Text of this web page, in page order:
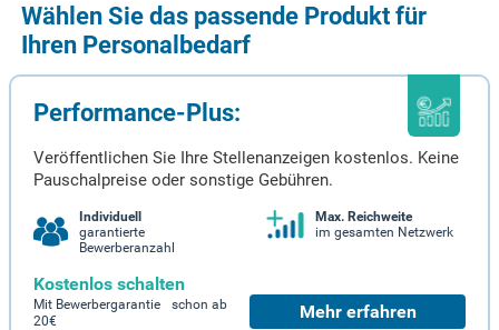
Wählen Sie das passende Produkt für
Ihren Personalbedarf
Performance-Plus:
Veröffentlichen Sie Ihre Stellenanzeigen kostenlos. Keine
Pauschalpreise oder sonstige Gebühren.
Individuell
garantierte
Bewerberanzahl
Max. Reichweite
im gesamten Netzwerk
Kostenlos schalten
Mit Bewerbergarantie schon ab
20€
Mehr erfahren